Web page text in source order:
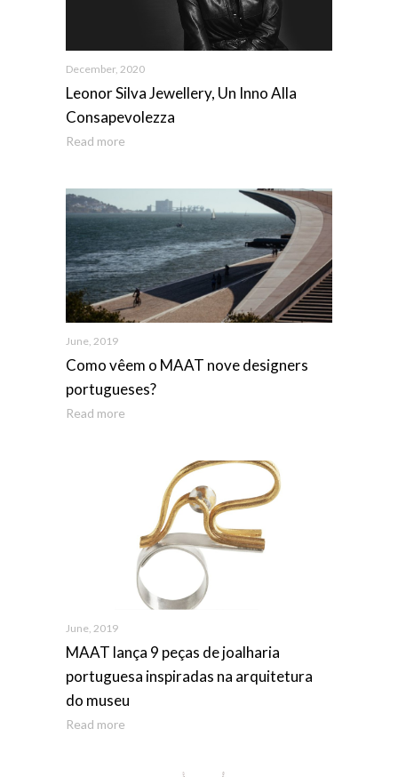
December, 2020
Leonor Silva Jewellery, Un Inno Alla
Consapevolezza
Read more
June, 2019
Como vêem o MAAT nove designers
portugueses?
Read more
June, 2019
MAAT lança 9 peças de joalharia
portuguesa inspiradas na arquitetura
do museu
Read more